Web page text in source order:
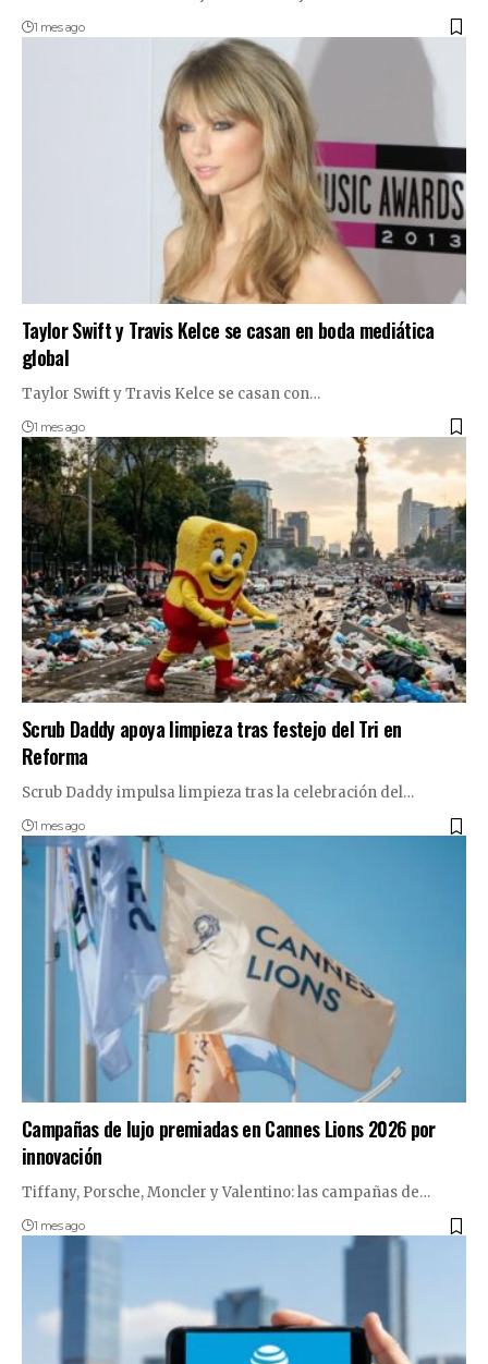
1 mes ago
Taylor Swift y Travis Kelce se casan en boda mediática
global
Taylor Swift y Travis Kelce se casan con…
1 mes ago
Scrub Daddy apoya limpieza tras festejo del Tri en
Reforma
Scrub Daddy impulsa limpieza tras la celebración del…
1 mes ago
Campañas de lujo premiadas en Cannes Lions 2026 por
innovación
Tiffany, Porsche, Moncler y Valentino: las campañas de…
1 mes ago